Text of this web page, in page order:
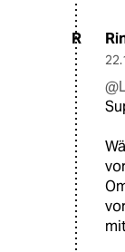
R